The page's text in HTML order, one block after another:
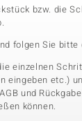
bzw. die
folgen Sie bitte
einzelnen
eingeben etc.)
und
können.